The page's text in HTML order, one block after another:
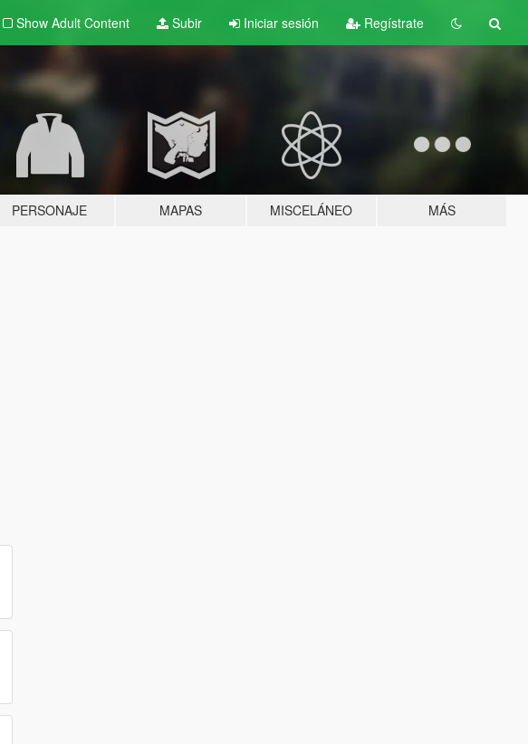
Show Adult Content Subir Iniciar sesión Regístrate
PERSONAJE MAPAS MISCELÁNEO MÁS